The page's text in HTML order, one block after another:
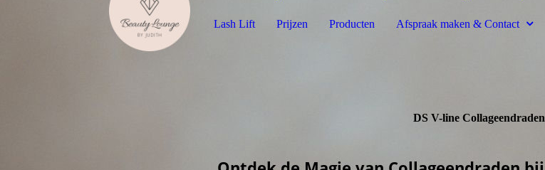
Lash Lift Prijzen Producten Afspraak maken & Contact
DS V-line Collageendraden